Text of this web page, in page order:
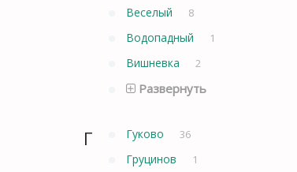
Веселый 8
Водопадный 1
Вишневка 2
Развернуть
Г Гуково 36
Груцинов 1